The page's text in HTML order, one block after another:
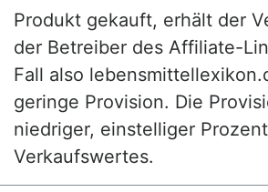
Produkt gekauft, erhält der
der Betreiber des Affiliate-
Fall also
geringe Provision. Die
niedriger, einstelliger
Verkaufswertes.